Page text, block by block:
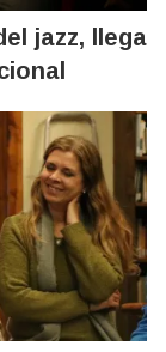
jazz, llega